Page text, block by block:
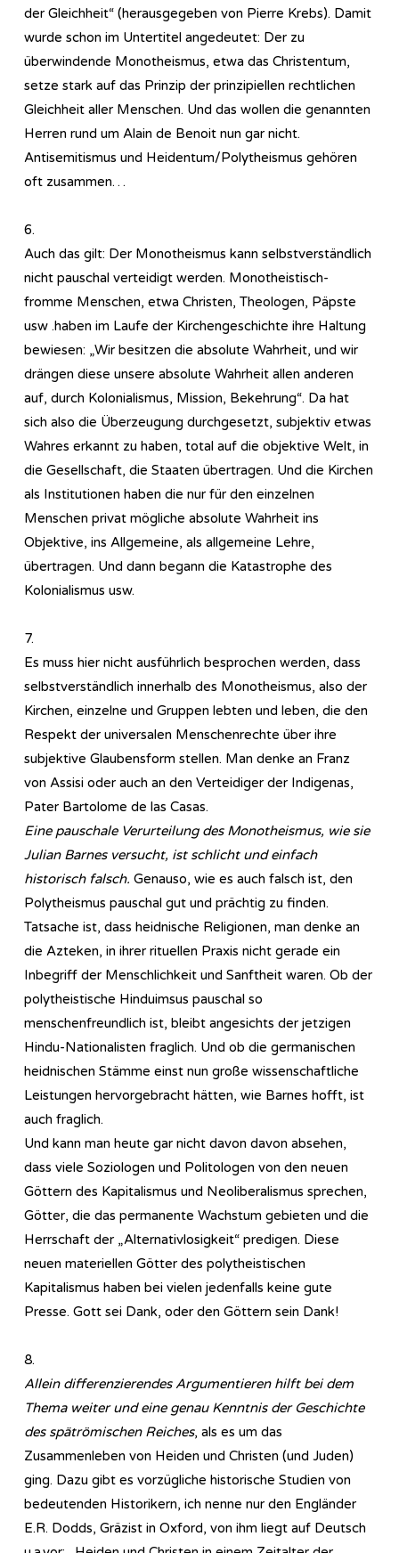
der Gleichheit“ (herausgegeben von Pierre Krebs). Damit
wurde schon im Untertitel angedeutet: Der zu
überwindende Monotheismus, etwa das Christentum,
setze stark auf das Prinzip der prinzipiellen rechtlichen
Gleichheit aller Menschen. Und das wollen die genannten
Herren rund um Alain de Benoit nun gar nicht.
Antisemitismus und Heidentum/Polytheismus gehören
oft zusammen…
6.
Auch das gilt: Der Monotheismus kann selbstverständlich
nicht pauschal verteidigt werden. Monotheistisch-
fromme Menschen, etwa Christen, Theologen, Päpste
usw .haben im Laufe der Kirchengeschichte ihre Haltung
bewiesen: „Wir besitzen die absolute Wahrheit, und wir
drängen diese unsere absolute Wahrheit allen anderen
auf, durch Kolonialismus, Mission, Bekehrung“. Da hat
sich also die Überzeugung durchgesetzt, subjektiv etwas
Wahres erkannt zu haben, total auf die objektive Welt, in
die Gesellschaft, die Staaten übertragen. Und die Kirchen
als Institutionen haben die nur für den einzelnen
Menschen privat mögliche absolute Wahrheit ins
Objektive, ins Allgemeine, als allgemeine Lehre,
übertragen. Und dann begann die Katastrophe des
Kolonialismus usw.
7.
Es muss hier nicht ausführlich besprochen werden, dass
selbstverständlich innerhalb des Monotheismus, also der
Kirchen, einzelne und Gruppen lebten und leben, die den
Respekt der universalen Menschenrechte über ihre
subjektive Glaubensform stellen. Man denke an Franz
von Assisi oder auch an den Verteidiger der Indigenas,
Pater Bartolome de las Casas.
Eine pauschale Verurteilung des Monotheismus, wie sie
Julian Barnes versucht, ist schlicht und einfach
historisch falsch. Genauso, wie es auch falsch ist, den
Polytheismus pauschal gut und prächtig zu finden.
Tatsache ist, dass heidnische Religionen, man denke an
die Azteken, in ihrer rituellen Praxis nicht gerade ein
Inbegriff der Menschlichkeit und Sanftheit waren. Ob der
polytheistische Hinduimsus pauschal so
menschenfreundlich ist, bleibt angesichts der jetzigen
Hindu-Nationalisten fraglich. Und ob die germanischen
heidnischen Stämme einst nun große wissenschaftliche
Leistungen hervorgebracht hätten, wie Barnes hofft, ist
auch fraglich.
Und kann man heute gar nicht davon davon absehen,
dass viele Soziologen und Politologen von den neuen
Göttern des Kapitalismus und Neoliberalismus sprechen,
Götter, die das permanente Wachstum gebieten und die
Herrschaft der „Alternativlosigkeit“ predigen. Diese
neuen materiellen Götter des polytheistischen
Kapitalismus haben bei vielen jedenfalls keine gute
Presse. Gott sei Dank, oder den Göttern sein Dank!
8.
Allein differenzierendes Argumentieren hilft bei dem
Thema weiter und eine genau Kenntnis der Geschichte
des spätrömischen Reiches, als es um das
Zusammenleben von Heiden und Christen (und Juden)
ging. Dazu gibt es vorzügliche historische Studien von
bedeutenden Historikern, ich nenne nur den Engländer
E.R. Dodds, Gräzist in Oxford, von ihm liegt auf Deutsch